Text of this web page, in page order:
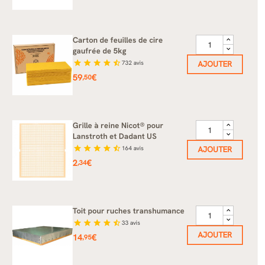
Carton de feuilles de cire
gaufrée de 5kg
star star star star star_half732avis
Prix
59,50€
AJOUTER
Grille à reine Nicot® pour
Lanstroth et Dadant US
star star star star star_half 164avis
Prix
2,34€
AJOUTER
Toit pour ruches transhumance
star star star star star_half33avis
Prix
14,95€ AJOUTER